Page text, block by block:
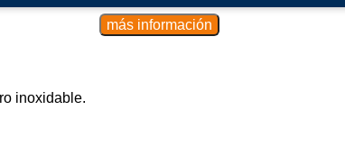
inoxidable.